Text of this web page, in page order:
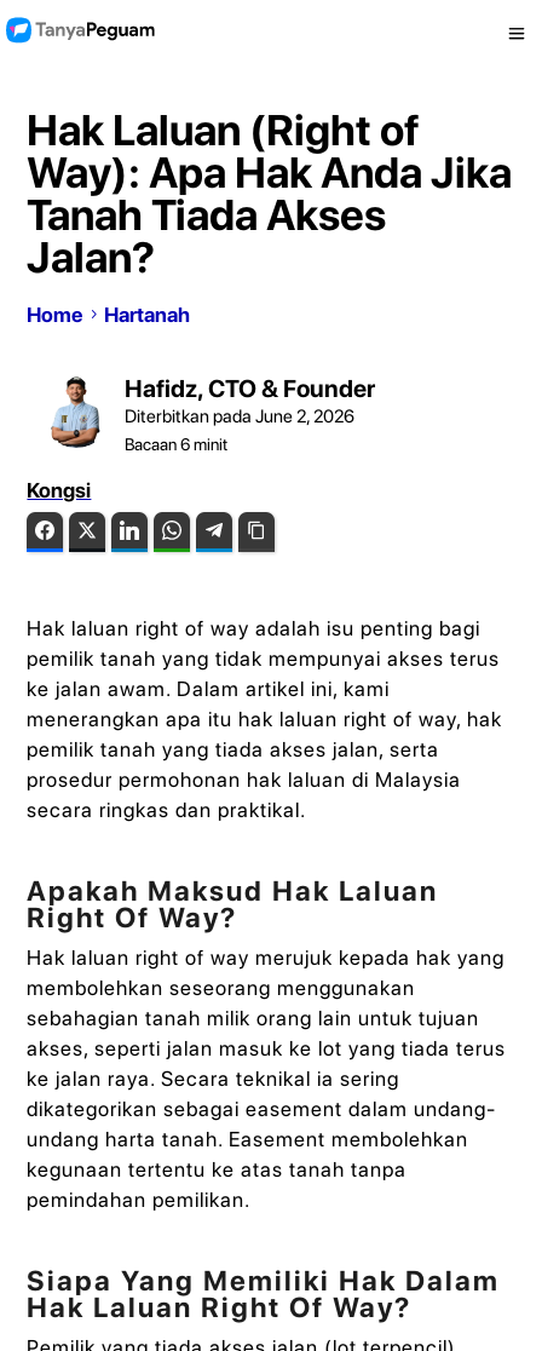
Hak Laluan (Right of
Way): Apa Hak Anda Jika
Tanah Tiada Akses
Jalan?
Home Hartanah
Hafidz, CTO & Founder
Diterbitkan pada June 2, 2026
Bacaan6minit
Kongsi
FacebookTwitter LinkedIn WhatsAppTelegram
Hak laluan right of way adalah isu penting bagi
pemilik tanah yang tidak mempunyai akses terus
ke jalan awam. Dalam artikel ini, kami
menerangkan apa itu hak laluan right of way, hak
pemilik tanah yang tiada akses jalan, serta
prosedur permohonan hak laluan di Malaysia
secara ringkas dan praktikal.
Apakah Maksud Hak Laluan
Right Of Way?
Hak laluan right of way merujuk kepada hak yang
membolehkan seseorang menggunakan
sebahagian tanah milik orang lain untuk tujuan
akses, seperti jalan masuk ke lot yang tiada terus
ke jalan raya. Secara teknikal ia sering
dikategorikan sebagai easement dalam undang-
undang harta tanah. Easement membolehkan
kegunaan tertentu ke atas tanah tanpa
pemindahan pemilikan.
Siapa Yang Memiliki Hak Dalam
Hak Laluan Right Of Way?